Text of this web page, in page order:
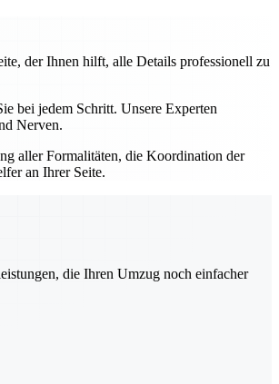
der Ihnen hilft, alle Details professionell zu
bei jedem Schritt. Unsere Experten
Nerven.
aller Formalitäten, die Koordination der
an Ihrer Seite.
die Ihren Umzug noch einfacher